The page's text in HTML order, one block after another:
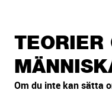
TEORIER
Om du inte kan sätta